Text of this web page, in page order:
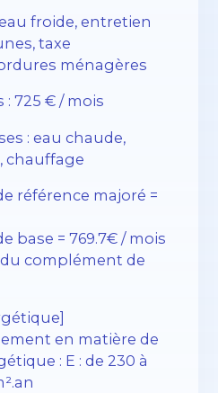
froide, entretien
taxe
ménagères
725 € / mois
: eau chaude,
chauffage
référence majoré =
base = 769.7€ / mois
complément de
en matière de
: E : de 230 à